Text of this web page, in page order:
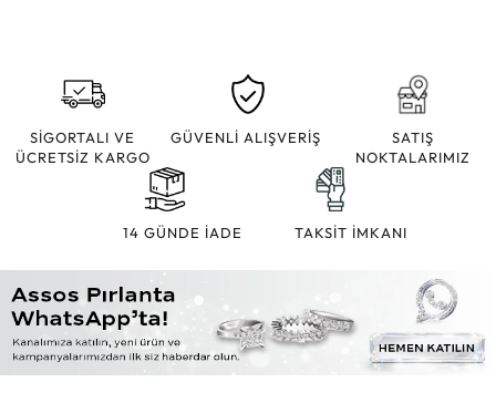
SİGORTALI VE
ÜCRETSİZ KARGO
GÜVENLİ ALIŞVERİŞ
SATIŞ
NOKTALARIMIZ
14 GÜNDE İADE TAKSİT İMKANI